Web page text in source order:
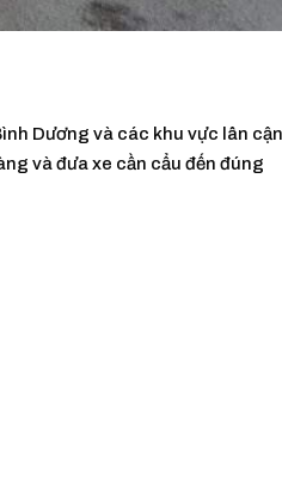
Dương và các khu vực lân
và đưa xe cần cẩu đến đúng